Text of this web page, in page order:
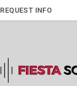
REQUEST INFO